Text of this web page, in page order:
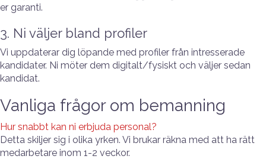
er garanti.
3. Ni väljer bland profiler
Vi uppdaterar dig löpande med profiler från intresserade
kandidater. Ni möter dem digitalt/fysiskt och väljer sedan
kandidat.
Vanliga frågor om bemanning
Hur snabbt kan ni erbjuda personal?
Detta skiljer sig i olika yrken. Vi brukar räkna med att ha rätt
medarbetare inom 1-2 veckor.